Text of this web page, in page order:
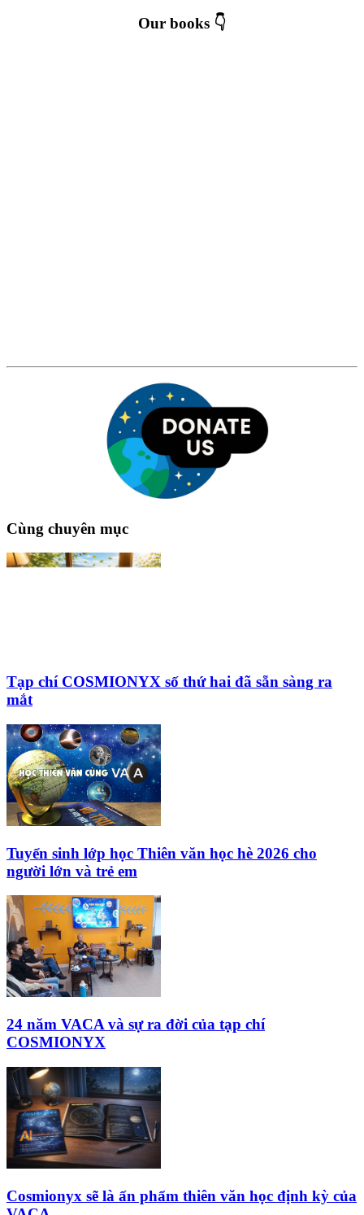
Our books 👇
Cùng chuyên mục
Tạp chí COSMIONYX số thứ hai đã sẵn sàng ra
mắt
Tuyển sinh lớp học Thiên văn học hè 2026 cho
người lớn và trẻ em
24 năm VACA và sự ra đời của tạp chí
COSMIONYX
Cosmionyx sẽ là ấn phẩm thiên văn học định kỳ của